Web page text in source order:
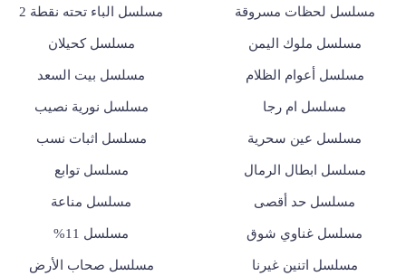
مسلسل لحظات مسروقة مسلسل الباء تحته نقطة 2
مسلسل ملوك اليمن مسلسل كحيلان
مسلسل أعوام الظلام مسلسل بيت السعد
مسلسل ام رجا مسلسل نورية نصيب
مسلسل عين سحرية مسلسل اثبات نسب
مسلسل ابطال الرمال مسلسل توابع
مسلسل حد أقصى مسلسل مناعة
مسلسل غناوي شوق مسلسل 11%
مسلسل اتنين غيرنا مسلسل صحاب الأرض